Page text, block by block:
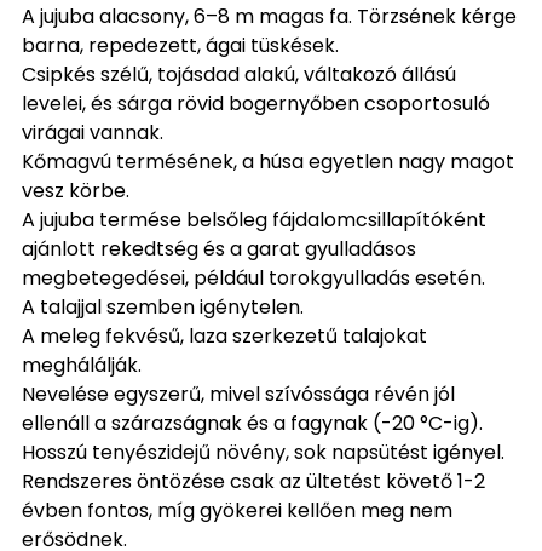
A jujuba alacsony, 6–8 m magas fa. Törzsének kérge
barna, repedezett, ágai tüskések.
Csipkés szélű, tojásdad alakú, váltakozó állású
levelei, és sárga rövid bogernyőben csoportosuló
virágai vannak.
Kőmagvú termésének, a húsa egyetlen nagy magot
vesz körbe.
A jujuba termése belsőleg fájdalomcsillapítóként
ajánlott rekedtség és a garat gyulladásos
megbetegedései, például torokgyulladás esetén.
A talajjal szemben igénytelen.
A meleg fekvésű, laza szerkezetű talajokat
meghálálják.
Nevelése egyszerű, mivel szívóssága révén jól
ellenáll a szárazságnak és a fagynak (-20 °C-ig).
Hosszú tenyészidejű növény, sok napsütést igényel.
Rendszeres öntözése csak az ültetést követő 1-2
évben fontos, míg gyökerei kellően meg nem
erősödnek.